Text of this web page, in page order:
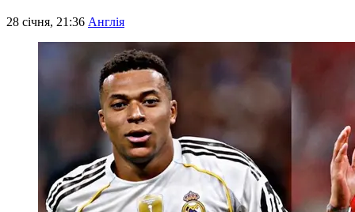
28 січня, 21:36 Англія